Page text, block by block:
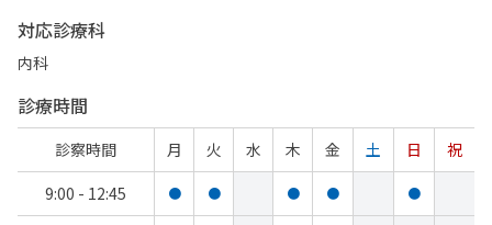
対応診療科
内科
診療時間
診察時間 月 火 水 木 金 土 日
祝
9:00 - 12:45
● ● ● ● ●